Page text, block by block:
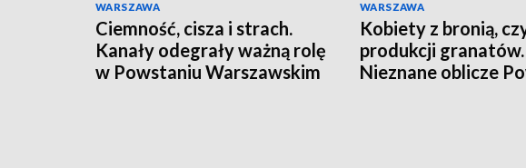
WARSZAWA
Ciemność, cisza i strach.
Kanały odegrały ważną rolę
w Powstaniu Warszawskim
WARSZAWA
Kobiety z bronią,
produkcji granatów.
Nieznane oblicze